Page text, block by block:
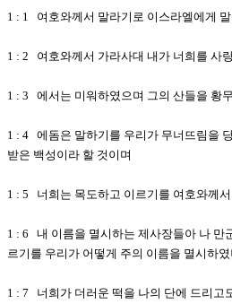
1 : 1 여호와께서 말라기로 이스라엘에게
1 : 2 여호와께서 가라사대 내가 너희를 사
1 : 3 에서는 미워하였으며 그의 산들을 황
1 : 4 에돔은 말하기를 우리가 무너뜨림을
받은 백성이라 할 것이며
1 : 5 너희는 목도하고 이르기를 여호와께
1 : 6 내 이름을 멸시하는 제사장들아 나 만
르기를 우리가 어떻게 주의 이름을 멸시하
1 : 7 너희가 더러운 떡을 나의 단에 드리고